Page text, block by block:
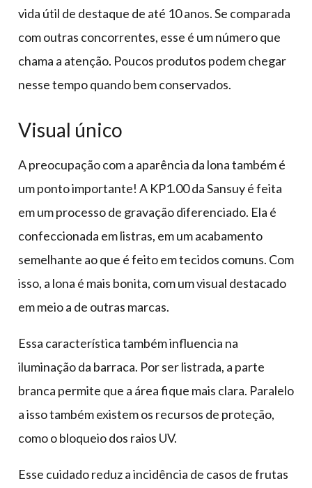
vida útil de destaque de até 10 anos. Se comparada
com outras concorrentes, esse é um número que
chama a atenção. Poucos produtos podem chegar
nesse tempo quando bem conservados.
Visual único
A preocupação com a aparência da lona também é
um ponto importante! A KP1.00 da Sansuy é feita
em um processo de gravação diferenciado. Ela é
confeccionada em listras, em um acabamento
semelhante ao que é feito em tecidos comuns. Com
isso, a lona é mais bonita, com um visual destacado
em meio a de outras marcas.
Essa característica também influencia na
iluminação da barraca. Por ser listrada, a parte
branca permite que a área fique mais clara. Paralelo
a isso também existem os recursos de proteção,
como o bloqueio dos raios UV.
Esse cuidado reduz a incidência de casos de frutas